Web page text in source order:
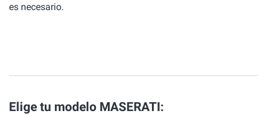
es necesario.
Elige tu modelo MASERATI: